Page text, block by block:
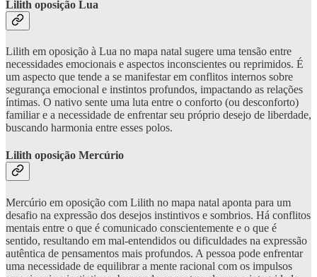
Lilith oposição Lua
Lilith em oposição à Lua no mapa natal sugere uma tensão entre
necessidades emocionais e aspectos inconscientes ou reprimidos. É
um aspecto que tende a se manifestar em conflitos internos sobre
segurança emocional e instintos profundos, impactando as relações
íntimas. O nativo sente uma luta entre o conforto (ou desconforto)
familiar e a necessidade de enfrentar seu próprio desejo de liberdade,
buscando harmonia entre esses polos.
Lilith oposição Mercúrio
Mercúrio em oposição com Lilith no mapa natal aponta para um
desafio na expressão dos desejos instintivos e sombrios. Há conflitos
mentais entre o que é comunicado conscientemente e o que é
sentido, resultando em mal-entendidos ou dificuldades na expressão
autêntica de pensamentos mais profundos. A pessoa pode enfrentar
uma necessidade de equilibrar a mente racional com os impulsos